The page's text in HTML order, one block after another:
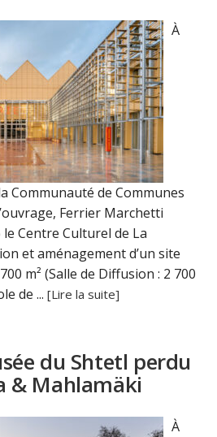
À
Communauté de Communes
Ferrier Marchetti
Centre Culturel de La
et aménagement d’un site
m² (Salle de Diffusion : 2 700
de ...[Lire la suite]
du Shtetl perdu
& Mahlamäki
À